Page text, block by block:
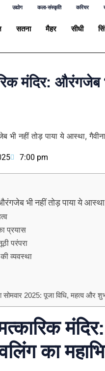
उद्योग कला-संस्कृति करियर
सतना मैहर सीधी
मंदिर: औरंगजेब
7:00 pm
भी नहीं तोड़ पाया ये
प्रयास
परंपरा
व्यवस्था
2025: पूजा विधि, महत्व और
का